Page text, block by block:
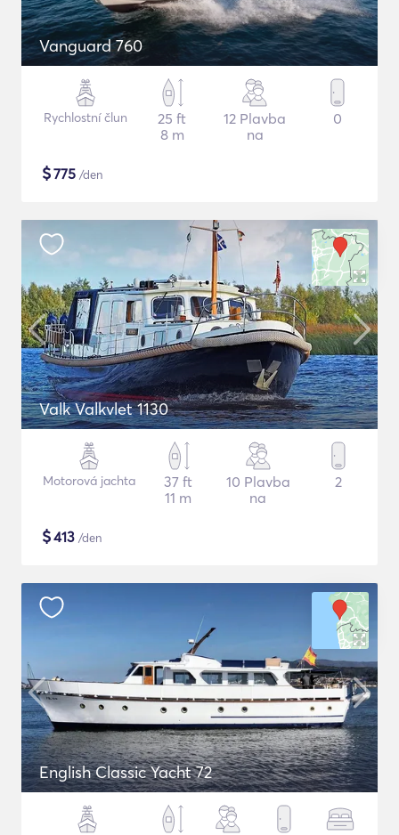
Vanguard 760
Rychlostní člun
25 ft
8 m
12 Plavba
na
0
$775 /den
Valk Valkvlet 1130
Motorová jachta
37 ft
11 m
10 Plavba
na
2
$413 /den
English Classic Yacht 72